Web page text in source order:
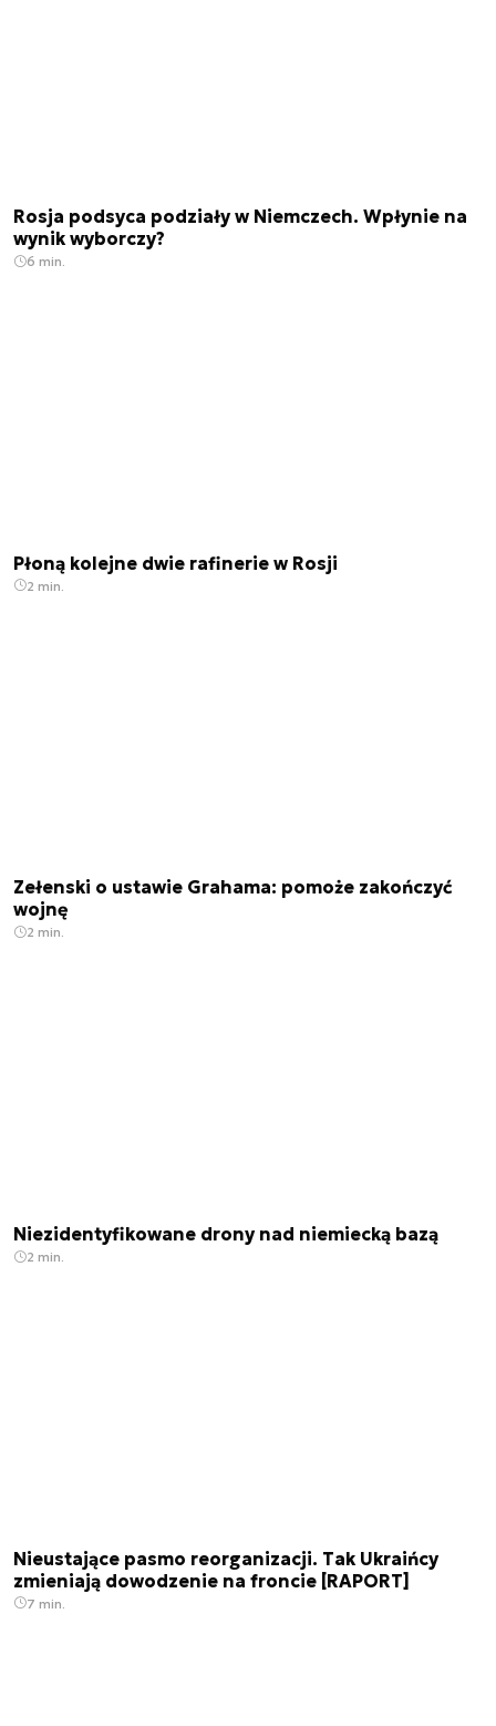
Rosja podsyca podziały w Niemczech. Wpłynie na
wynik wyborczy?
6 min.
Płoną kolejne dwie rafinerie w Rosji
2 min.
Zełenski o ustawie Grahama: pomoże zakończyć
wojnę
2 min.
Niezidentyfikowane drony nad niemiecką bazą
2 min.
Nieustające pasmo reorganizacji. Tak Ukraińcy
zmieniają dowodzenie na froncie [RAPORT]
7 min.